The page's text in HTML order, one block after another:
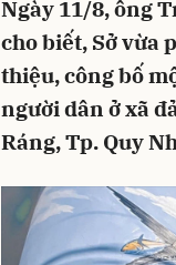
Ngày 11/8, ông
cho biết, Sở vừa
thiệu, công bố
người dân ở xã
Ráng, Tp. Quy